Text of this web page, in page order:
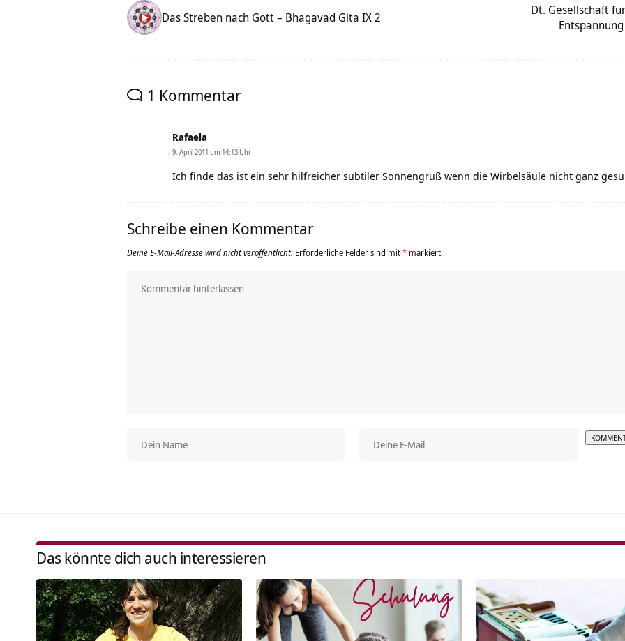
Das Streben nach Gott – Bhagavad Gita IX 2
Dt. Gesellschaft
1 Kommentar
Rafaela
9. April 2011 um 14:13 Uhr
Ich finde das ist ein sehr hilfreicher subtiler Sonnengruß wenn die Wirbelsäule nicht ganz
Schreibe einen Kommentar
Deine E-Mail-Adresse wird nicht veröffentlicht. Erforderliche Felder sind mit* markiert.
Das könnte dich auch interessieren